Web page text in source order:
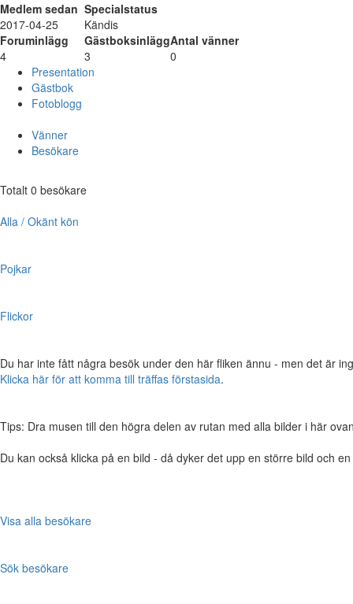
Medlem sedan Specialstatus
2017-04-25
Kändis
Foruminlägg
GästboksinläggAntal vänner
4
3
0
Presentation
Gästbok
Fotoblogg
Vänner
Besökare
Totalt 0 besökare
Alla / Okänt kön
Pojkar
Flickor
Du har inte fått några besök under den här fliken ännu - men det är
Klicka här för att komma till träffas förstasida.
Tips: Dra musen till den högra delen av rutan med alla bilder i här
Du kan också klicka på en bild - då dyker det upp en större bild och
Visa alla besökare
Sök besökare